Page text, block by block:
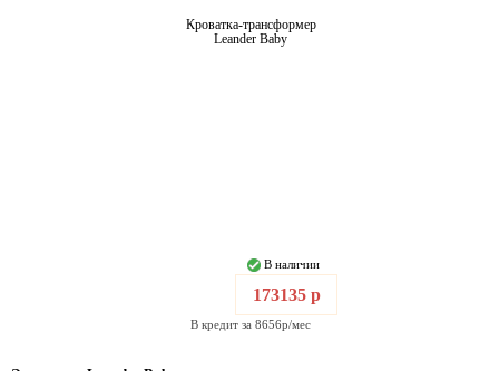
Кроватка-трансформер
Leander Baby
В наличии
173135 р
В кредит за 8656р/мес